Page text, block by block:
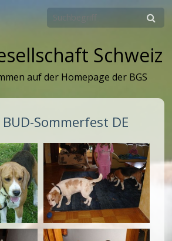
Schweiz
auf der Homepage der BGS
Sommerfest DE